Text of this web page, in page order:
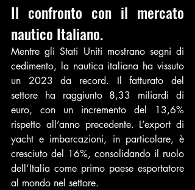
Il confronto con il mercato
nautico Italiano.
Mentre gli Stati Uniti mostrano segni di
cedimento, la nautica italiana ha vissuto
un 2023 da record. Il fatturato del
settore ha raggiunto 8,33 miliardi di
euro, con un incremento del 13,6%
rispetto all’anno precedente. L’export di
yacht e imbarcazioni, in particolare, è
cresciuto del 16%, consolidando il ruolo
dell’Italia come primo paese esportatore
al mondo nel settore.